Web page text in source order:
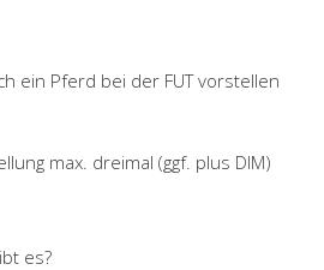
ein Pferd bei der FUT vorstellen
max. dreimal (ggf. plus DIM)
es?